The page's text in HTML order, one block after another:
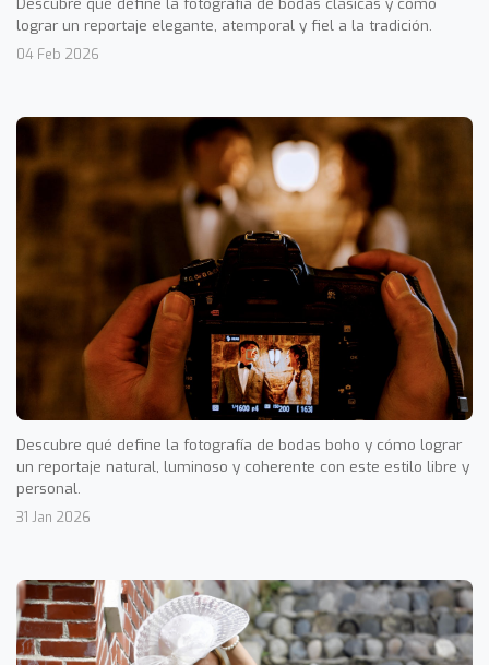
lograr un reportaje elegante, atemporal y fiel a la tradición.
04 Feb 2026
Descubre qué define la fotografía de bodas boho y cómo lograr
un reportaje natural, luminoso y coherente con este estilo libre y
personal.
31 Jan 2026